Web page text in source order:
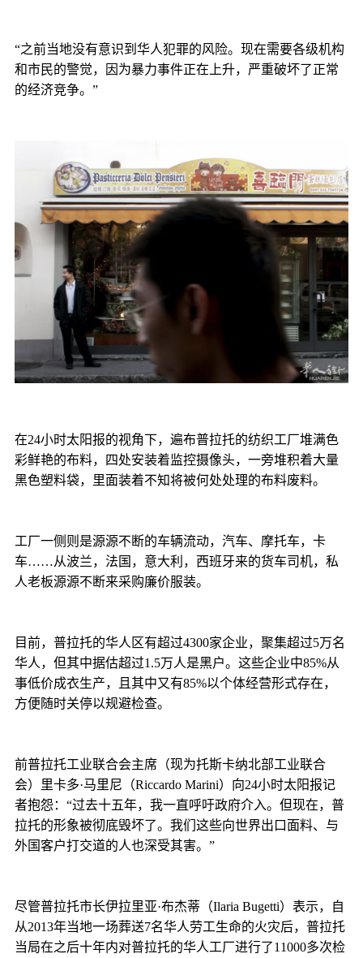
“之前当地没有意识到华人犯罪的风险。现在需要各级机构
和市民的警觉，因为暴力事件正在上升，严重破坏了正常
的经济竞争。”
在24小时太阳报的视角下，遍布普拉托的纺织工厂堆满色
彩鲜艳的布料，四处安装着监控摄像头，一旁堆积着大量
黑色塑料袋，里面装着不知将被何处处理的布料废料。
工厂一侧则是源源不断的车辆流动，汽车、摩托车，卡
车……从波兰，法国，意大利，西班牙来的货车司机，私
人老板源源不断来采购廉价服装。
目前，普拉托的华人区有超过4300家企业，聚集超过5万名
华人，但其中据估超过1.5万人是黑户。这些企业中85%从
事低价成衣生产，且其中又有85%以个体经营形式存在，
方便随时关停以规避检查。
前普拉托工业联合会主席（现为托斯卡纳北部工业联合
会）里卡多·马里尼（Riccardo Marini）向24小时太阳报记
者抱怨：“过去十五年，我一直呼吁政府介入。但现在，普
拉托的形象被彻底毁坏了。我们这些向世界出口面料、与
外国客户打交道的人也深受其害。”
尽管普拉托市长伊拉里亚·布杰蒂（Ilaria Bugetti）表示，自
从2013年当地一场葬送7名华人劳工生命的火灾后，普拉托
当局在之后十年内对普拉托的华人工厂进行了11000多次检